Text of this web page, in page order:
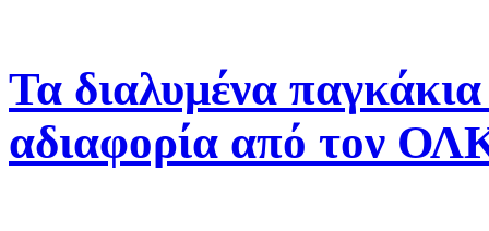
Τα διαλυμένα
αδιαφορία από τον